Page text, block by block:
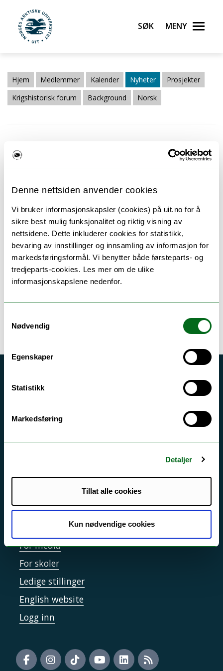
Denne nettsiden anvender cookies
Vi bruker informasjonskapsler (cookies) på uit.no for å
sikre best mulig funksjonalitet og riktig visning av
nettsidene. Dette inkluderer cookies for statistikk,
bevaring av innstillinger og innsamling av informasjon for
markedsføringsformål. Vi benytter både førsteparts- og
tredjeparts-cookies. Les mer om de ulike
informasjonskapslene nedenfor.
Nødvendig
Egenskaper
Statistikk
Markedsføring
Detaljer
Tillat alle cookies
Kun nødvendige cookies
UiT Norges arktiske universitet
Søk Meny
Hjem Medlemmer Kalender Nyheter
Prosjekter
Krigshistorisk forum
Background Norsk
Hvor mange tyskere var det i Norge
under krigen?
Hvor mange tyskere var det i Norge under krigen? For
første gang har vi fått en samlet fremstilling i en
rapport utarbeidet av Kjetil Korsnes og Olve Dybvig.
Driftsmeldinger
Tilgjengelighetserklæring
Kontakt UiT
For media
For skoler
Ledige stillinger
English website
Logg inn